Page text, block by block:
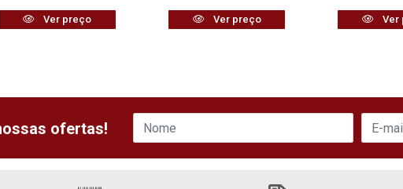
Ver preço Ver preço Ver
ofertas!